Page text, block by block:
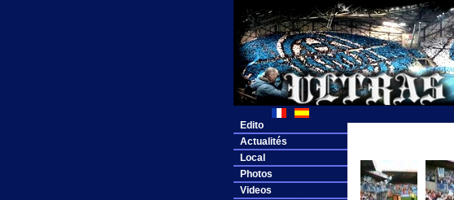
Edito
Actualités
Local
Photos
Videos